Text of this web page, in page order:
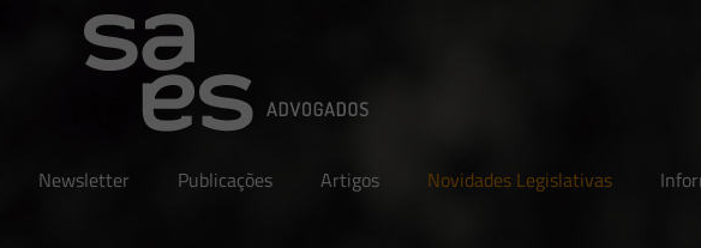
Newsletter Publicações Artigos Novidades Legislativas